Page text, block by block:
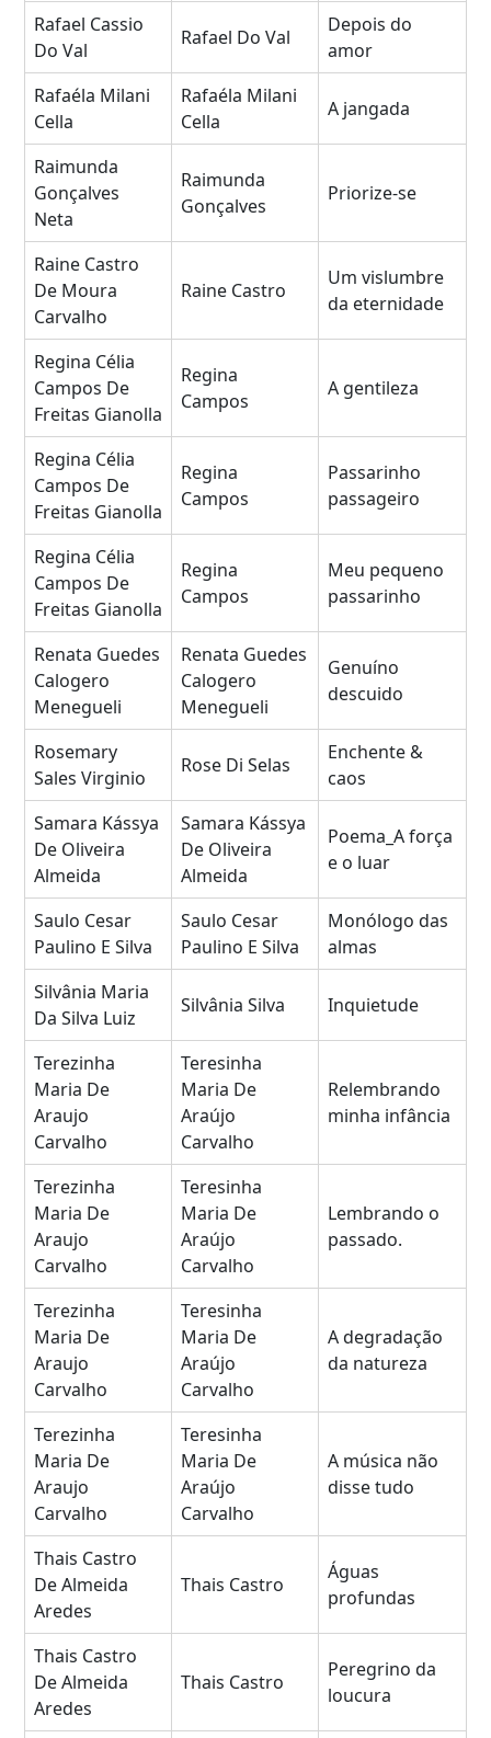
Rafael Cassio
Do Val
Rafael Do Val
Depois do
amor
Rafaéla Milani
Cella
Rafaéla Milani
Cella
A jangada
Raimunda
Gonçalves
Neta
Raimunda
Gonçalves
Priorize-se
Raine Castro
De Moura
Carvalho
Raine Castro
Um vislumbre
da eternidade
Regina Célia
Campos De
Freitas Gianolla
Regina
Campos
A gentileza
Regina Célia
Campos De
Freitas Gianolla
Regina
Campos
Passarinho
passageiro
Regina Célia
Campos De
Freitas Gianolla
Regina
Campos
Meu pequeno
passarinho
Renata Guedes
Calogero
Menegueli
Renata Guedes
Calogero
Menegueli
Genuíno
descuido
Rosemary
Sales Virginio
Rose Di Selas
Enchente &
caos
Samara Kássya
De Oliveira
Almeida
Samara Kássya
De Oliveira
Almeida
Poema_A força
e o luar
Saulo Cesar
Paulino E Silva
Saulo Cesar
Paulino E Silva
Monólogo das
almas
Silvânia Maria
Da Silva Luiz
Silvânia Silva Inquietude
Terezinha
Maria De
Araujo
Carvalho
Teresinha
Maria De
Araújo
Carvalho
Relembrando
minha infância
Terezinha
Maria De
Araujo
Carvalho
Teresinha
Maria De
Araújo
Carvalho
Lembrando o
passado.
Terezinha
Maria De
Araujo
Carvalho
Teresinha
Maria De
Araújo
Carvalho
A degradação
da natureza
Terezinha
Maria De
Araujo
Carvalho
Teresinha
Maria De
Araújo
Carvalho
A música não
disse tudo
Thais Castro
De Almeida
Aredes
Thais Castro
Águas
profundas
Thais Castro
De Almeida
Aredes
Thais Castro
Peregrino da
loucura